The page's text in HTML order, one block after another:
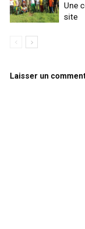
Une
site
Laisser un